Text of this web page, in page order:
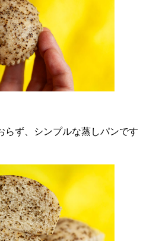
らず、シンプルな蒸しパンです